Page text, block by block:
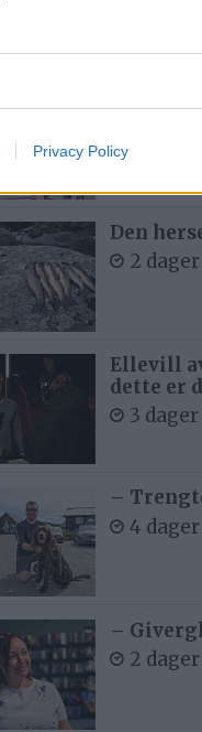
Privacy Policy
– Det
Den
2
Ellevill
dette er
3
–
4
–
2